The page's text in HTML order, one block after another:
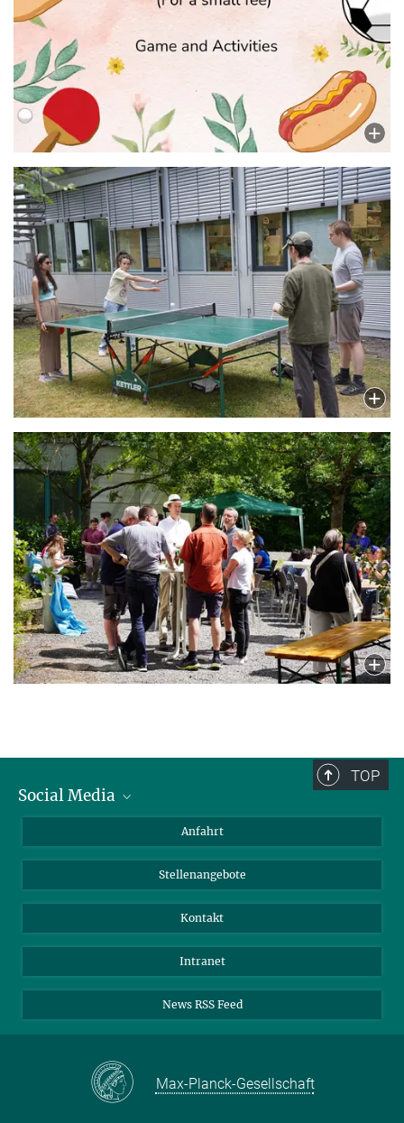
TOP
Social Media
LinkedIn
Anfahrt
Stellenangebote
Kontakt
Intranet
News RSS Feed
Max-Planck-Gesellschaft